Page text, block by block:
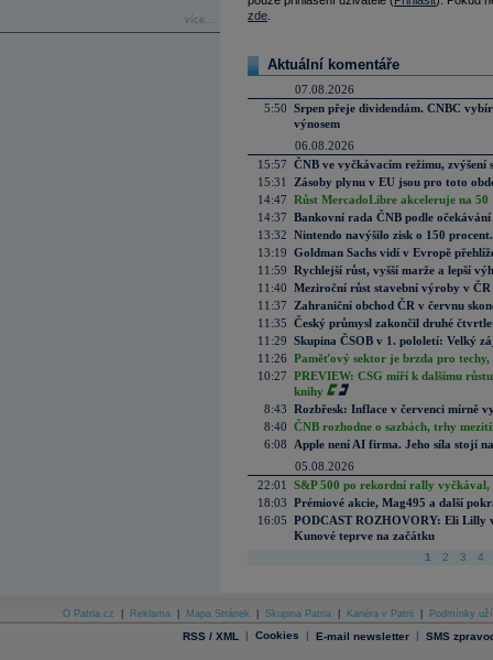
více...
zde
Aktuální komentáře
07.08.2026
5:50 Srpen přeje dividendám. CNBC
výnosem
06.08.2026
15:57 ČNB ve vyčkávacím režimu, zvýšení
15:31
Zásoby plynu v EU jsou pro toto
14:47 Růst MercadoLibre akceleruje na
14:37 Bankovní rada ČNB podle
13:32 Nintendo navýšilo zisk o 150
13:19 Goldman Sachs vidí v Evropě
11:59 Rychlejší růst, vyšší marže a lepší
11:40 Meziroční růst stavební výroby v
11:37
Zahraniční obchod ČR v červnu
11:35 Český průmysl zakončil druhé
11:29 Skupina ČSOB v 1. pololetí: Velký
11:26 Paměťový sektor je brzda pro techy,
10:27 PREVIEW: CSG míří k dalšímu
knihy
8:43 Rozbřesk: Inflace v červenci mírně
8:40 ČNB rozhodne o sazbách, trhy
6:08
Apple není AI firma. Jeho síla stojí
05.08.2026
22:01
S&P 500 po rekordní rally vyčkával,
18:03 Prémiové akcie, Mag495 a další
16:05 PODCAST ROZHOVORY: Eli Lilly
Kunové teprve na začátku
1 2 3 4
O Patria.cz Reklama Mapa Stránek Skupina Patria Kariéra v Patrii Podmínky
RSS / XML | Cookies | E-mail newsletter | SMS